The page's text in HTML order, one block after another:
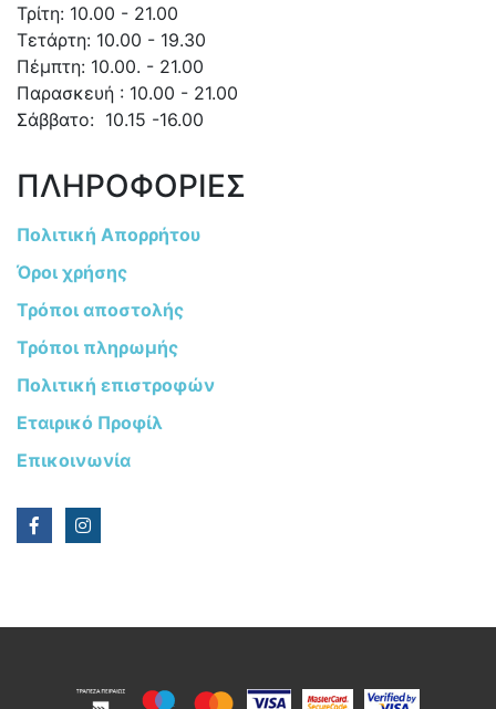
Τρίτη: 10.00 - 21.00
Τετάρτη: 10.00 - 19.30
Πέμπτη: 10.00. - 21.00
Παρασκευή : 10.00 - 21.00
Σάββατο: 10.15 -16.00
ΠΛΗΡΟΦΟΡΙΕΣ
Πολιτική Απορρήτου
Όροι χρήσης
Τρόποι αποστολής
Τρόποι πληρωμής
Πολιτική επιστροφών
Εταιρικό Προφίλ
Επικοινωνία